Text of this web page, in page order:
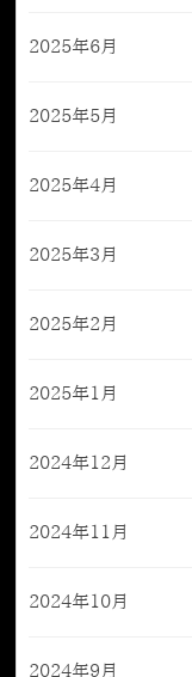
2025年6月
2025年5月
2025年4月
2025年3月
2025年2月
2025年1月
2024年12月
2024年11月
2024年10月
2024年9月